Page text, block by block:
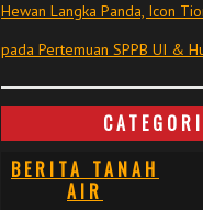
Hewan Langka Panda, Icon
pada Pertemuan SPPB UI &
BERITA TANAH
AIR